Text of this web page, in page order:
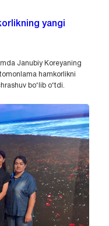
yangi
Janubiy Koreyaning
hamkorlikni
bo‘lib o‘tdi.